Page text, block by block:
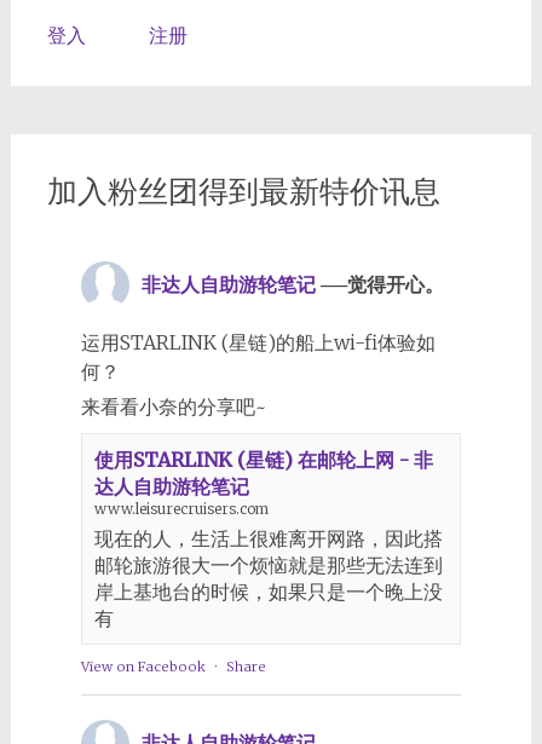
登入 注册
加入粉丝团得到最新特价讯息
非达人自助游轮笔记 ──觉得开心。
运用STARLINK (星链)的船上wi-fi体验如
何？
来看看小奈的分享吧~
使用STARLINK (星链) 在邮轮上网 - 非
达人自助游轮笔记
www.leisurecruisers.com
现在的人，生活上很难离开网路，因此搭
邮轮旅游很大一个烦恼就是那些无法连到
岸上基地台的时候，如果只是一个晚上没
有
View on Facebook · Share